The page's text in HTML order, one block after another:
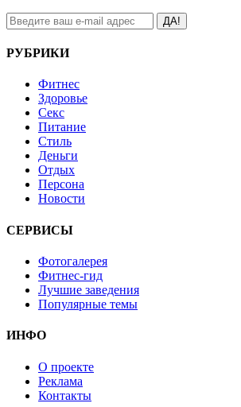
ДА!
РУБРИКИ
Фитнес
Здоровье
Секс
Питание
Стиль
Деньги
Отдых
Персона
Новости
СЕРВИСЫ
Фотогалерея
Фитнес-гид
Лучшие заведения
Популярные темы
ИНФО
О проекте
Реклама
Контакты